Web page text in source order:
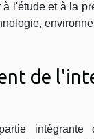
l'étude et à la
de